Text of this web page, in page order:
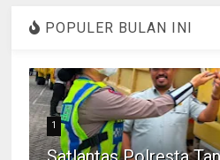
POPULER BULAN INI
1